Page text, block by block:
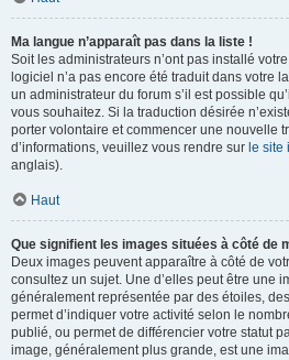
Ma langue n’apparaît pas dans la liste !
Soit les administrateurs n’ont pas installé
logiciel n’a pas encore été traduit dans votre
un administrateur du forum s’il est possible
vous souhaitez. Si la traduction désirée
porter volontaire et commencer une nouvelle
d’informations, veuillez vous rendre sur le site
anglais).
Haut
Que signifient les images situées à côté de
Deux images peuvent apparaître à côté de
consultez un sujet. Une d’elles peut être une
généralement représentée par des étoiles,
permet d’indiquer votre activité selon le
publié, ou permet de différencier votre statut
image, généralement plus grande, est une